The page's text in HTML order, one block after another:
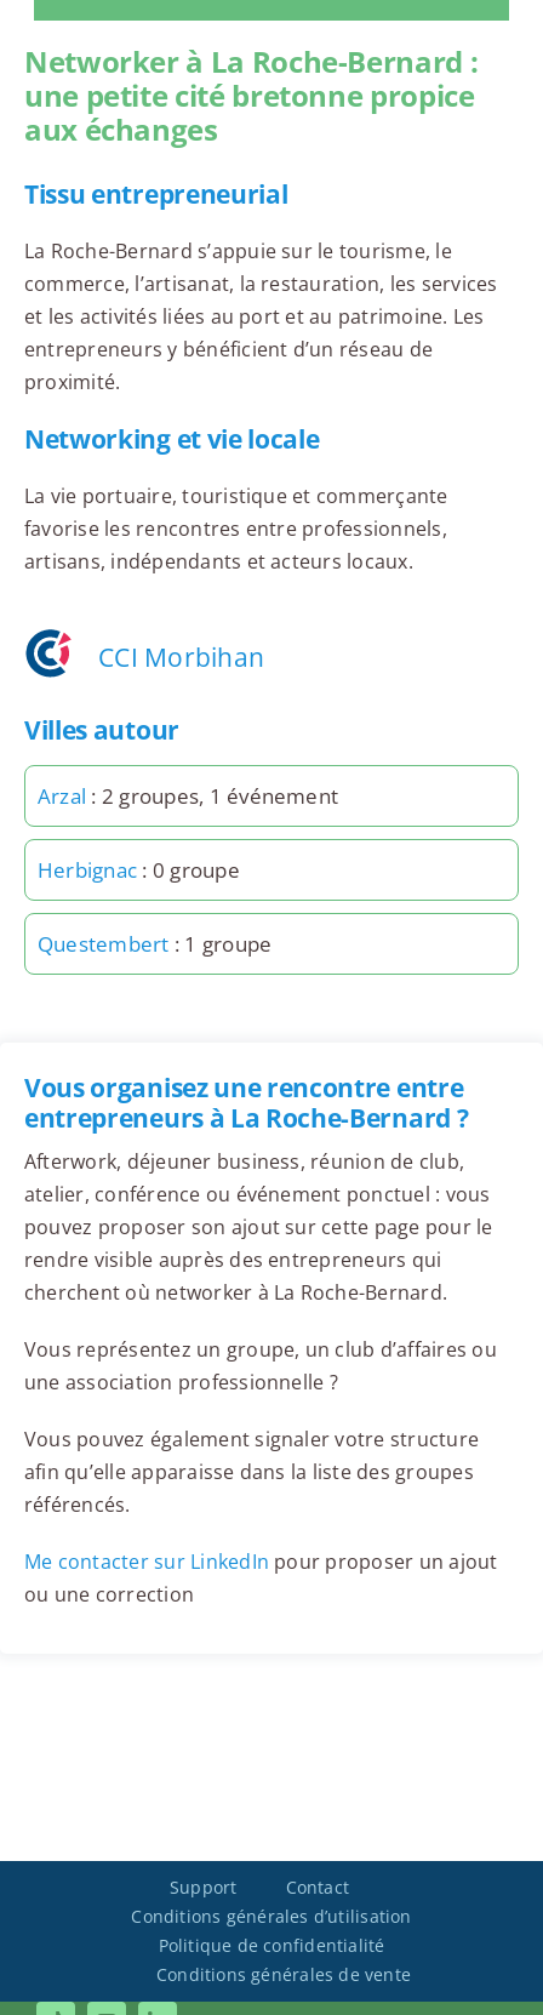
Networker à La Roche-Bernard :
une petite cité bretonne propice
aux échanges
Tissu entrepreneurial
La Roche-Bernard s’appuie sur le tourisme, le
commerce, l’artisanat, la restauration, les services
et les activités liées au port et au patrimoine. Les
entrepreneurs y bénéficient d’un réseau de
proximité.
Networking et vie locale
La vie portuaire, touristique et commerçante
favorise les rencontres entre professionnels,
artisans, indépendants et acteurs locaux.
CCI Morbihan
Villes autour
Arzal : 2 groupes, 1 événement
Herbignac : 0 groupe
Questembert : 1 groupe
Vous organisez une rencontre entre
entrepreneurs à La Roche-Bernard ?
Afterwork, déjeuner business, réunion de club,
atelier, conférence ou événement ponctuel : vous
pouvez proposer son ajout sur cette page pour le
rendre visible auprès des entrepreneurs qui
cherchent où networker à La Roche-Bernard.
Vous représentez un groupe, un club d’affaires ou
une association professionnelle ?
Vous pouvez également signaler votre structure
afin qu’elle apparaisse dans la liste des groupes
référencés.
Me contacter sur LinkedIn pour proposer un ajout
ou une correction
Support
Contact
Conditions générales d’utilisation
Politique de confidentialité
Conditions générales de vente